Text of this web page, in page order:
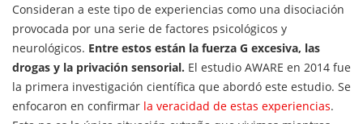
Consideran a este tipo de experiencias como una disociación
provocada por una serie de factores psicológicos y
neurológicos. Entre estos están la fuerza G excesiva, las
drogas y la privación sensorial. El estudio AWARE en 2014 fue
la primera investigación científica que abordó este estudio. Se
enfocaron en confirmar la veracidad de estas experiencias.